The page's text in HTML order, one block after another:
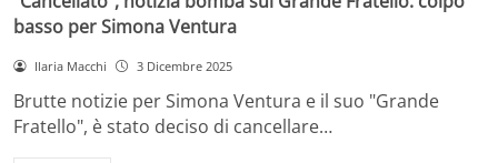
basso per Simona Ventura
Ilaria Macchi 3 Dicembre 2025
Brutte notizie per Simona Ventura e il suo "Grande
Fratello", è stato deciso di cancellare…